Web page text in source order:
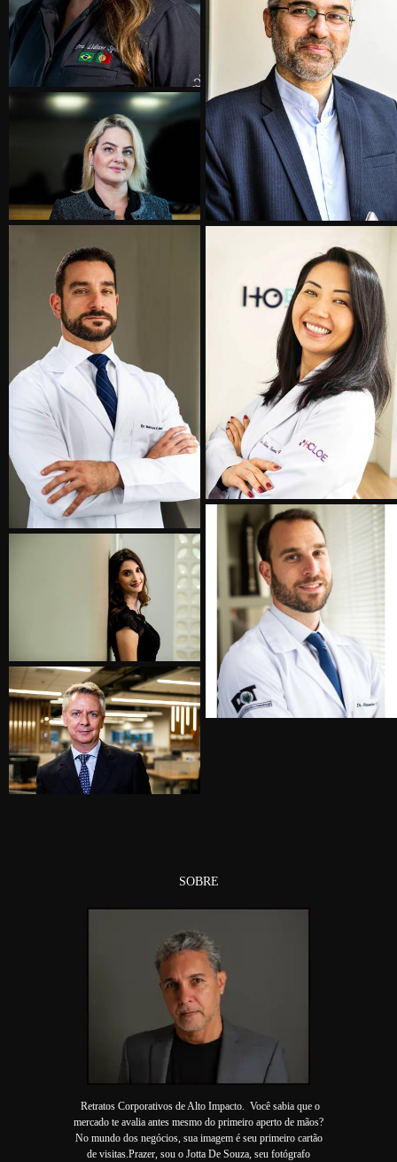
SOBRE
Retratos Corporativos de Alto Impacto. Você sabia que o
mercado te avalia antes mesmo do primeiro aperto de mãos?
No mundo dos negócios, sua imagem é seu primeiro cartão
de visitas.Prazer, sou o Jotta De Souza, seu fotógrafo